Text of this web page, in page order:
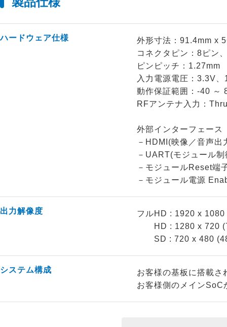
ハードウェア仕様
外形寸法：91.4mm x
コネクタピン：8ピン
ピンピッチ：1.27mm
入力電源電圧：3.3V
動作保証範囲：-40 ～
RFアンテナ入力：
外部インターフェース
－HDMI(映像／音声出
－UART(モジュール制
－モジュールReset端
－モジュール電源
出力解像度
フルHD : 1920 x
HD : 1280 x 720
SD : 720 x 480
システム構成
お客様の基板に搭載
お客様側のメイン